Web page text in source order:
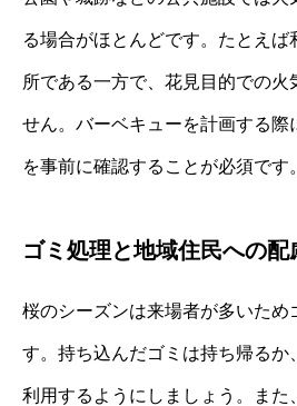
る場合がほとんどです。たとえば
所である一方で、花見目的での火
せん。バーベキューを計画する際
を事前に確認することが必須です。
ゴミ処理と地域住民への配
桜のシーズンは来場者が多いため
す。持ち込んだゴミは持ち帰るか
利用するようにしましょう。また